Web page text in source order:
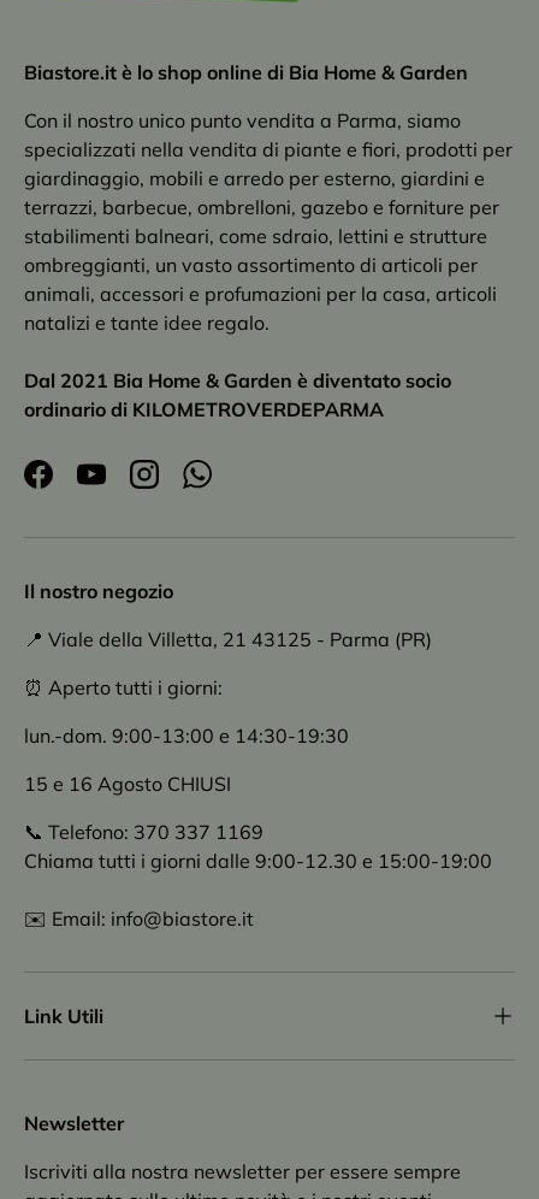
Biastore.it è lo shop online di Bia Home & Garden
Con il nostro unico punto vendita a Parma, siamo
specializzati nella vendita di piante e fiori, prodotti per
giardinaggio, mobili e arredo per esterno, giardini e
terrazzi, barbecue, ombrelloni, gazebo e forniture per
stabilimenti balneari, come sdraio, lettini e strutture
ombreggianti, un vasto assortimento di articoli per
animali, accessori e profumazioni per la casa, articoli
natalizi e tante idee regalo.
Dal 2021 Bia Home & Garden è diventato socio
ordinario di KILOMETROVERDEPARMA
FacebookYouTubeInstagramWhatsApp
Il nostro negozio
📍 Viale della Villetta, 21 43125 - Parma (PR)
⏰ Aperto tutti i giorni:
lun.-dom. 9:00-13:00 e 14:30-19:30
15 e 16 Agosto CHIUSI
📞 Telefono: 370 337 1169
Chiama tutti i giorni dalle 9:00-12.30 e 15:00-19:00
✉️ Email: info@biastore.it
Link Utili
Newsletter
Iscriviti alla nostra newsletter per essere sempre